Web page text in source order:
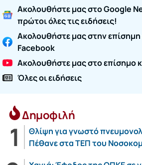
Ακολουθήστε μας στο Google
πρώτοι όλες τις ειδήσεις!
Ακολουθήστε μας στην επίσημη
Facebook
Ακολουθήστε μας στο επίσημο
Όλες οι ειδήσεις
Δημοφιλή
Θλίψη για γνωστό
Πέθανε στα ΤΕΠ του